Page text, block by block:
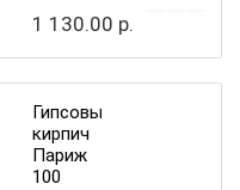
1 130.00 р.
Гипсовый
кирпич
Париж
100